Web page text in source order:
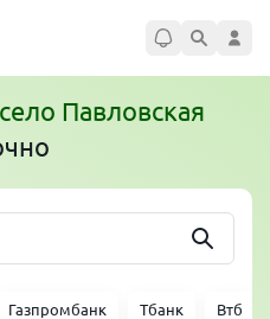
село Павловская
Газпромбанк Тбанк Втб